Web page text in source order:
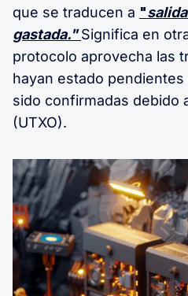
que se traducen a "
gastada."Significa en
protocolo aprovecha las
hayan estado
sido confirmadas debido
(UTXO).